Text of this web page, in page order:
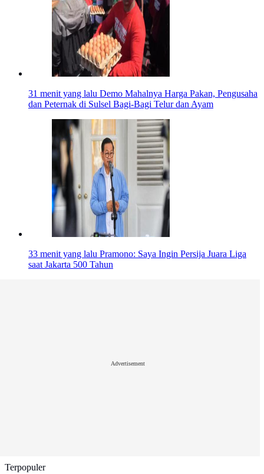
31 menit yang lalu Demo Mahalnya Harga Pakan, Pengusaha
dan Peternak di Sulsel Bagi-Bagi Telur dan Ayam
33 menit yang lalu Pramono: Saya Ingin Persija Juara Liga
saat Jakarta 500 Tahun
Advertisement
Terpopuler